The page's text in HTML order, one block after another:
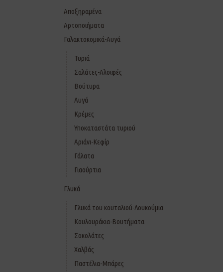
Αποξηραμένα
Αρτοποιήματα
Γαλακτοκομικά-Αυγά
Τυριά
Σαλάτες-Αλοιφές
Βούτυρα
Αυγά
Κρέμες
Υποκαταστάτα τυριού
Αριάνι-Κεφίρ
Γάλατα
Γιαούρτια
Γλυκά
Γλυκά του κουταλιού-Λουκούμια
Κουλουράκια-Βουτήματα
Σοκολάτες
Χαλβάς
Παστέλια-Μπάρες